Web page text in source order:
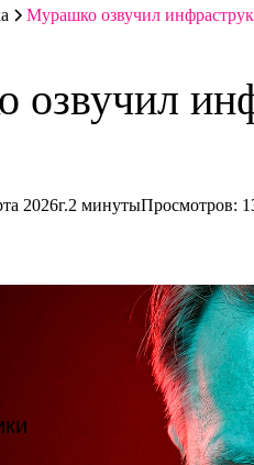
Мурашко озвучил
2026г.2 минутыПросмотров: